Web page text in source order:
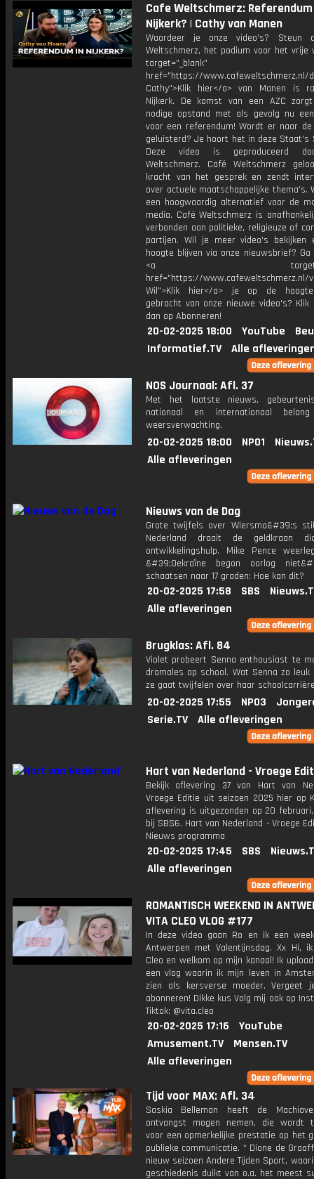
Cafe Weltschmerz:
Nijkerk? | Cathy van Manen
Waardeer je onze video's? Steun
Weltschmerz, het podium voor het vrije
target="_blank"
href="https://www.cafeweltschmerz.nl/
Cathy">Klik hier</a> van Manen is
Nijkerk. De komst van een AZC
nodige opstand met als gevolg nu
voor een referendum! Wordt er naar
geluisterd? Je hoort het in deze Staat's
Deze video is geproduceerd
Weltschmerz. Café Weltschmerz
kracht van het gesprek en zendt
over actuele maatschappelijke thema's.
een hoogwaardig alternatief voor de
media. Café Weltschmerz is
verbonden aan politieke, religieuze of
partijen. Wil je meer video's bekijken
hoogte blijven via onze nieuwsbrief? Ga
<a
href="https://www.cafeweltschmerz.nl/
Wil">Klik hier</a> je op de
gebracht van onze nieuwe video's? Klik
dan op Abonneren!
20-02-2025 18:00 YouTube
Informatief.TV
Alle
NOS Journaal: Afl. 37
Met het laatste nieuws,
nationaal en internationaal
weersverwachting.
20-02-2025 18:00 NPO1
Alle afleveringen
Nieuws van de Dag
Grote twijfels over Wiersma&#39;s
Nederland draait de geldkraan
ontwikkelingshulp. Mike Pence
&#39;Oekraïne begon oorlog
schaatsen naar 17 graden: Hoe kan dit?
20-02-2025 17:58 SBS
Alle afleveringen
Brugklas: Afl. 84
Violet probeert Senna enthousiast te
dramales op school. Wat Senna zo
ze gaat twijfelen over haar
20-02-2025 17:55 NPO3
Serie.TV
Alle afleveringen
Hart van Nederland - Vroege
Bekijk aflevering 37 van Hart van
Vroege Editie uit seizoen 2025 hier op
aflevering is uitgezonden op 20 februari,
bij SBS6. Hart van Nederland - Vroege
Nieuws programma
20-02-2025 17:45 SBS
Alle afleveringen
ROMANTISCH WEEKEND IN
VITA CLEO VLOG #177
In deze video gaan Ro en ik een
Antwerpen met Valentijnsdag. Xx Hi,
Cleo en welkom op mijn kanaal! Ik
een vlog waarin ik mijn leven in
zien als kersverse moeder. Vergeet
abonneren! Dikke kus Volg mij ook op
Tiktok: @vita.cleo
20-02-2025 17:16
YouTube
Amusement.TV
Mensen.TV
Alle afleveringen
Tijd voor MAX: Afl. 34
Saskia Belleman heeft de
ontvangst mogen nemen, die wordt
voor een opmerkelijke prestatie op het
publieke communicatie. * Dione de
nieuw seizoen Andere Tijden Sport,
geschiedenis duikt van o.a. het meest